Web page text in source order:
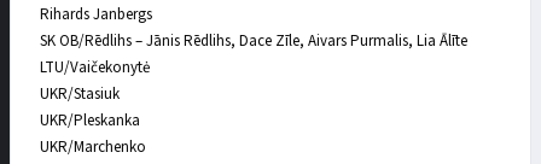
Rihards Janbergs
SK OB/Rēdlihs – Jānis Rēdlihs, Dace Zīle, Aivars Purmalis, Lia Ālīte
LTU/Vaičekonytė
UKR/Stasiuk
UKR/Pleskanka
UKR/Marchenko